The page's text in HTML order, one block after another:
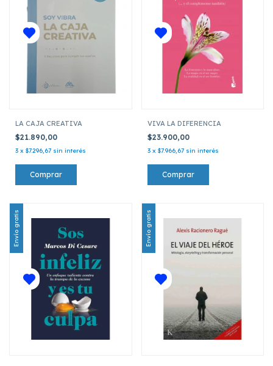
LA CAJA CREATIVA
$21.890,00
3 x $7.296,67 sin interés
VIVA LA DIFERENCIA
$23.900,00
3 x $7.966,67 sin interés
Envío gratis Envío gratis